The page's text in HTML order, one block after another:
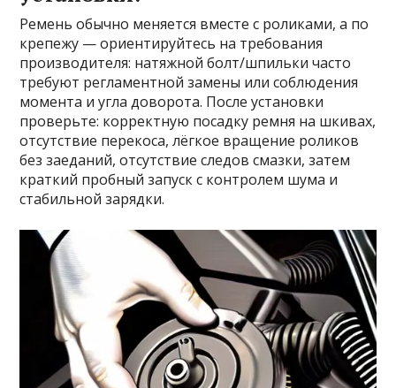
Ремень обычно меняется вместе с роликами, а по
крепежу — ориентируйтесь на требования
производителя: натяжной болт/шпильки часто
требуют регламентной замены или соблюдения
момента и угла доворота. После установки
проверьте: корректную посадку ремня на шкивах,
отсутствие перекоса, лёгкое вращение роликов
без заеданий, отсутствие следов смазки, затем
краткий пробный запуск с контролем шума и
стабильной зарядки.